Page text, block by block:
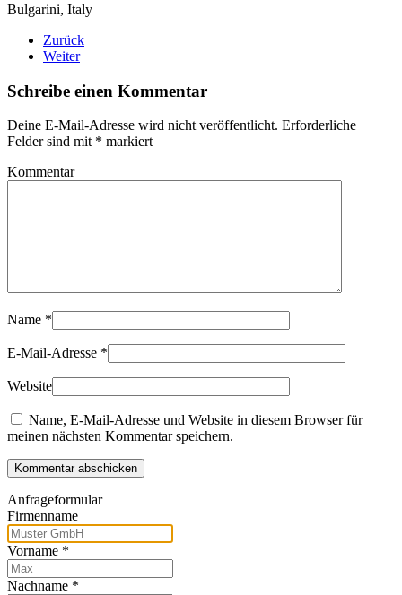
Bulgarini, Italy
Zurück
Weiter
Schreibe einen Kommentar
Deine E-Mail-Adresse wird nicht veröffentlicht. Erforderliche
Felder sind mit * markiert
Kommentar
Name *
E-Mail-Adresse *
Website
Name, E-Mail-Adresse und Website in diesem Browser für
meinen nächsten Kommentar speichern.
Kommentar abschicken
Anfrageformular
Firmenname
Vorname *
Nachname *